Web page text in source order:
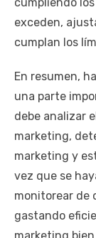
cumpliendo
exceden,
cumplan los
En resumen,
una parte
debe analizar
marketing,
marketing y
vez que se
monitorear de
gastando